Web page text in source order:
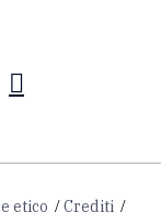
etico Crediti